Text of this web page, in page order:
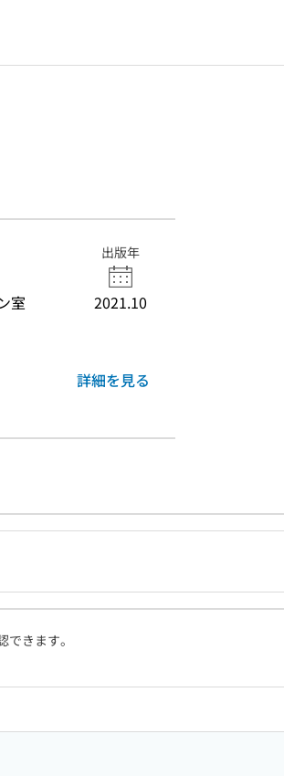
室
出版年
2021.10
詳細を見る
きます。